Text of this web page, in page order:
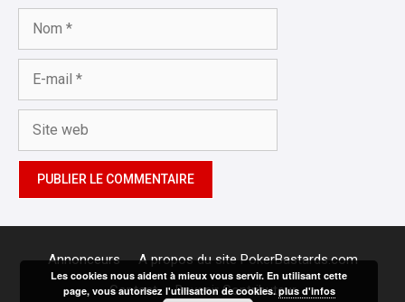
Nom
Site
Annonceurs
A propos du site PokerBastards.com
Contact
Devenir Contributeur
Les cookies nous aident à mieux vous servir. En utilisant cette
page, vous autorisez l'utilisation de cookies.plus d'infos